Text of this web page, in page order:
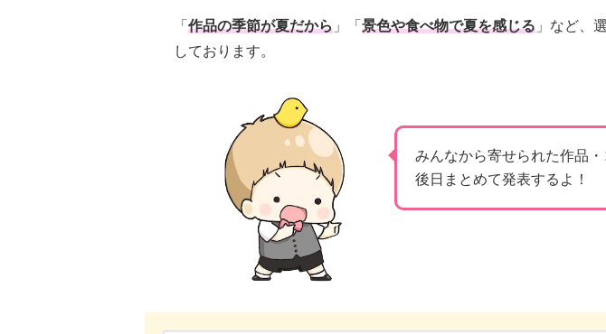
「 作品の季節が夏だから 」「 景色や食べ物で夏を感じる 」など、
しております。
みんなから寄せられた作品・
後日まとめて発表するよ！